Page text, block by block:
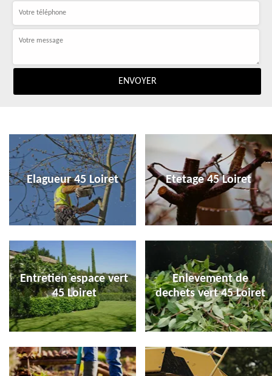
Elagueur 45 Loiret Etetage 45 Loiret
Entretien espace vert
45 Loiret
Enlevement de
dechets vert 45 Loiret